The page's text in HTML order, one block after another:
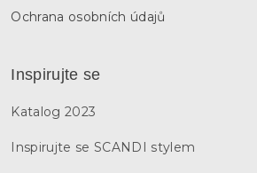
Ochrana osobních údajů
Inspirujte se
Katalog 2023
Inspirujte se SCANDI stylem